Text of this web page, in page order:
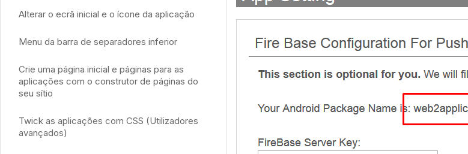
Alterar o ecrã inicial e o ícone da aplicação
Menu da barra de separadores inferior
Crie uma página inicial e páginas para as
aplicações com o construtor de páginas do
seu sítio
Twick as aplicações com CSS (Utilizadores
avançados)